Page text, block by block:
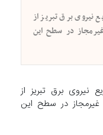
نیروی برق تبریز از
ماینر غیرمجاز در سطح این
نیروی برق تبریز از
دستگاه ماینر غیرمجاز در سطح این